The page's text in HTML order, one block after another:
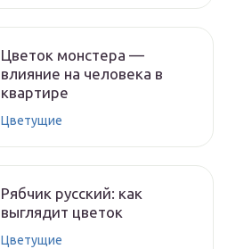
Цветок монстера —
влияние на человека в
квартире
Цветущие
Рябчик русский: как
выглядит цветок
Цветущие